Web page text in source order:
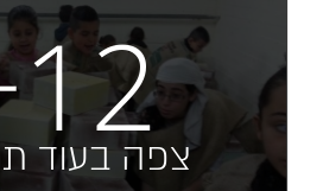
צפה בעוד